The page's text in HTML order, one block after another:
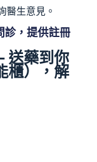
醫生意見。
診，提供註冊
送藥到你
櫃），解